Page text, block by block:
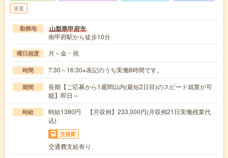
派遣
勤務地 山梨県甲府市
南甲府駅から徒歩10分
曜日頻度 月～金・祝
時間 7:30～16:30※表記のうち実働8時間です。
期間
長期【ご応募から1週間以内(最短2日目)のスピード就業が可
能】即日～
時給
時給1380円 【月収例】233,000円(月収例21日実働残業代
込)
交通費
交通費支給有り